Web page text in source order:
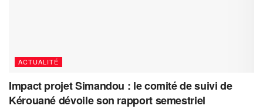
ACTUALITÉ
Impact projet Simandou : le comité de suivi de
Kérouané dévoile son rapport semestriel